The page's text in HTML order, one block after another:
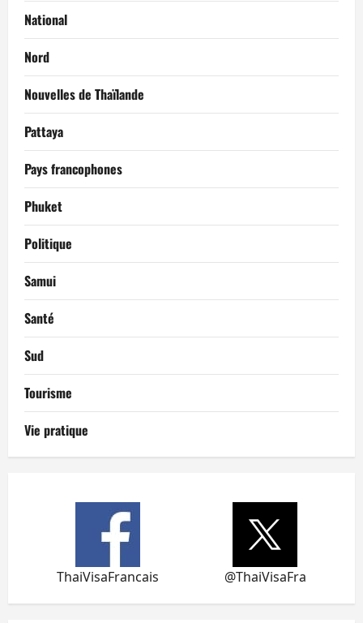
National
Nord
Nouvelles de Thaïlande
Pattaya
Pays francophones
Phuket
Politique
Samui
Santé
Sud
Tourisme
Vie pratique
ThaiVisaFrancais @ThaiVisaFra